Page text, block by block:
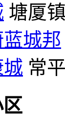
塘厦镇
城邦
常